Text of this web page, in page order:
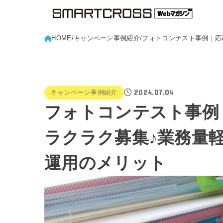
HOME キャンペーン事例紹介 フォトコンテスト事例｜
キャンペーン事例紹介 2024.07.04
フォトコンテスト事
ラクラク募集♪業務量
運用のメリット